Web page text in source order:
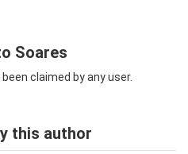
Soares
claimed by any user.
this author